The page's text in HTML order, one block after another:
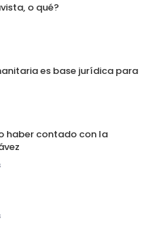
o qué?
es base jurídica para
haber contado con la